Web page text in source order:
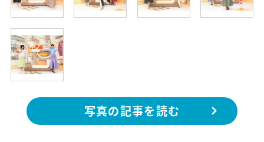
写真の記事を読む